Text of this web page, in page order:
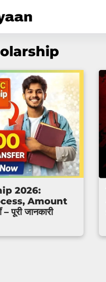
2026:
Amount
पूरी जानकारी